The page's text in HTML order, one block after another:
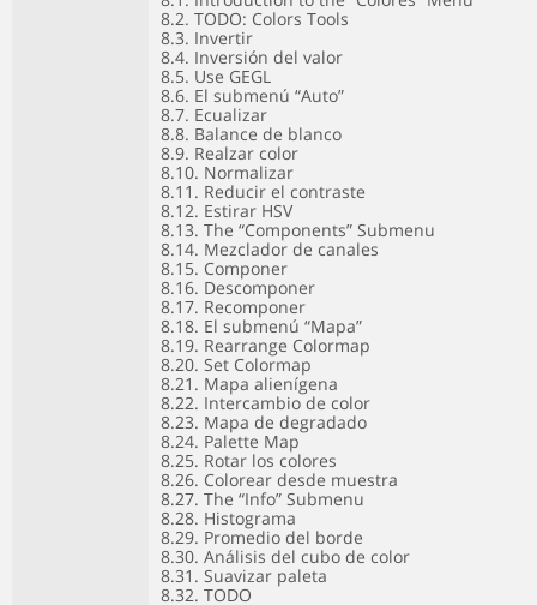
8.2. TODO: Colors Tools
8.3. Invertir
8.4. Inversión del valor
8.5. Use GEGL
8.6. El submenú “Auto”
8.7. Ecualizar
8.8. Balance de blanco
8.9. Realzar color
8.10. Normalizar
8.11. Reducir el contraste
8.12. Estirar HSV
8.13. The “Components” Submenu
8.14. Mezclador de canales
8.15. Componer
8.16. Descomponer
8.17. Recomponer
8.18. El submenú “Mapa”
8.19. Rearrange Colormap
8.20. Set Colormap
8.21. Mapa alienígena
8.22. Intercambio de color
8.23. Mapa de degradado
8.24. Palette Map
8.25. Rotar los colores
8.26. Colorear desde muestra
8.27. The “Info” Submenu
8.28. Histograma
8.29. Promedio del borde
8.30. Análisis del cubo de color
8.31. Suavizar paleta
8.32. TODO